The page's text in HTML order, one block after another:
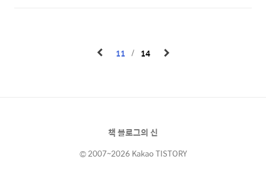
있는 것이 아니라고 생각해요. 저 자신과 주변인
의 경험을 함께 나눴습니다. 사진 Vale 약 9개월
분들이 모두 여성분들이었습니다. 게다..
11 14
책 블로그의 신
© 2007~2026 Kakao TISTORY